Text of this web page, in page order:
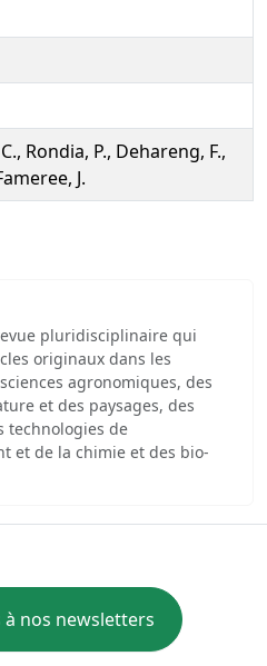
Rondia, P., Dehareng, F.,
J.
pluridisciplinaire qui
originaux dans les
agronomiques, des
et des paysages, des
technologies de
et de la chimie et des bio-
nos newsletters